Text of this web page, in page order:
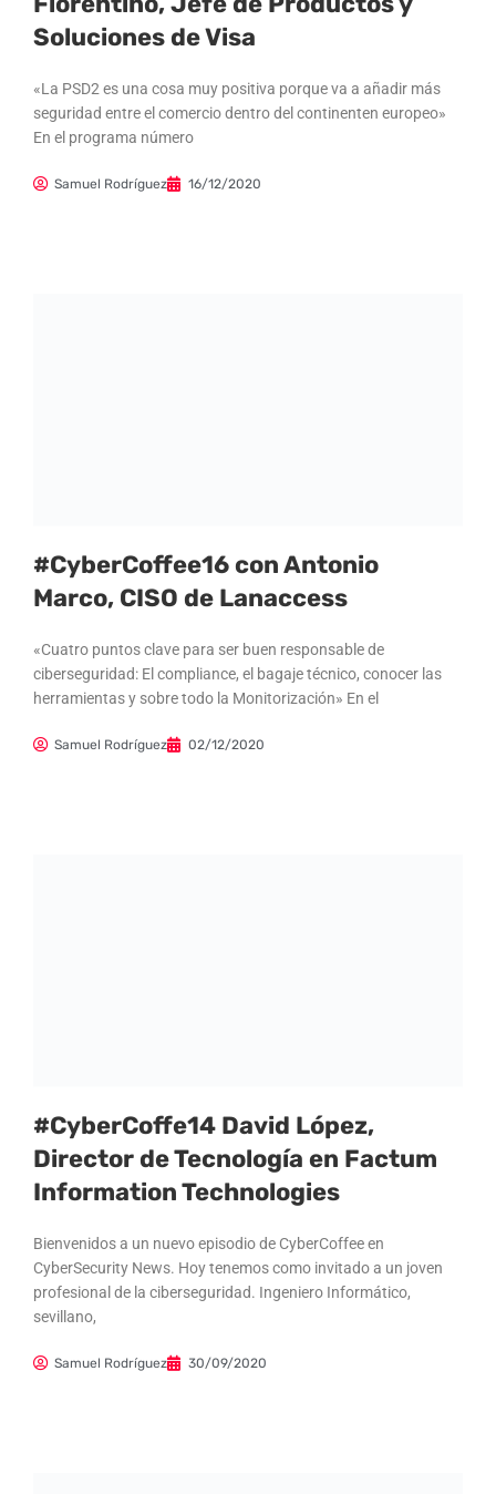
Soluciones de Visa
«La PSD2 es una cosa muy positiva porque va a añadir más
seguridad entre el comercio dentro del continenten europeo»
En el programa número
Samuel Rodríguez 16/12/2020
#CyberCoffee16 con Antonio
Marco, CISO de Lanaccess
«Cuatro puntos clave para ser buen responsable de
ciberseguridad: El compliance, el bagaje técnico, conocer las
herramientas y sobre todo la Monitorización» En el
Samuel Rodríguez 02/12/2020
#CyberCoffe14 David López,
Director de Tecnología en Factum
Information Technologies
Bienvenidos a un nuevo episodio de CyberCoffee en
CyberSecurity News. Hoy tenemos como invitado a un joven
profesional de la ciberseguridad. Ingeniero Informático,
sevillano,
Samuel Rodríguez 30/09/2020